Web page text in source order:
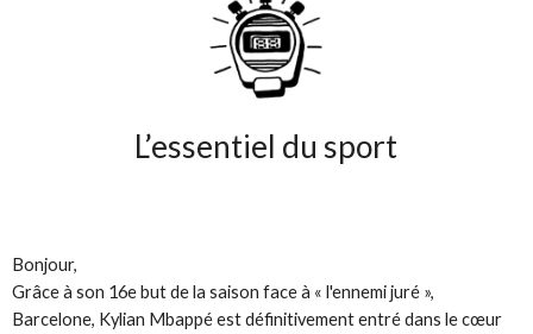
L’essentiel du sport
Bonjour,
Grâce à son 16e but de la saison face à « l'ennemi juré »,
Barcelone, Kylian Mbappé est définitivement entré dans le cœur